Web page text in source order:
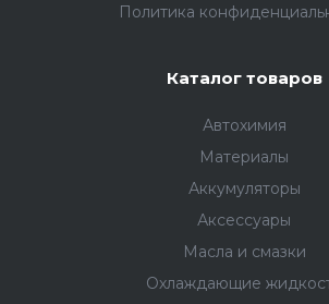
Политика
Каталог товаров
Автохимия
Материалы
Аккумуляторы
Аксессуары
Масла и смазки
Охлаждающие